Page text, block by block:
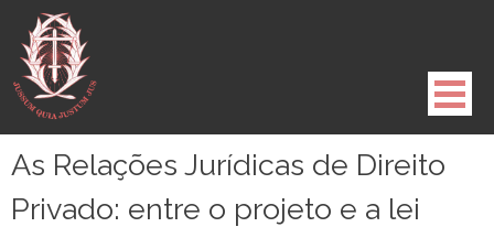
para
conteúdo
As Relações Jurídicas de Direito
Privado: entre o projeto e a lei